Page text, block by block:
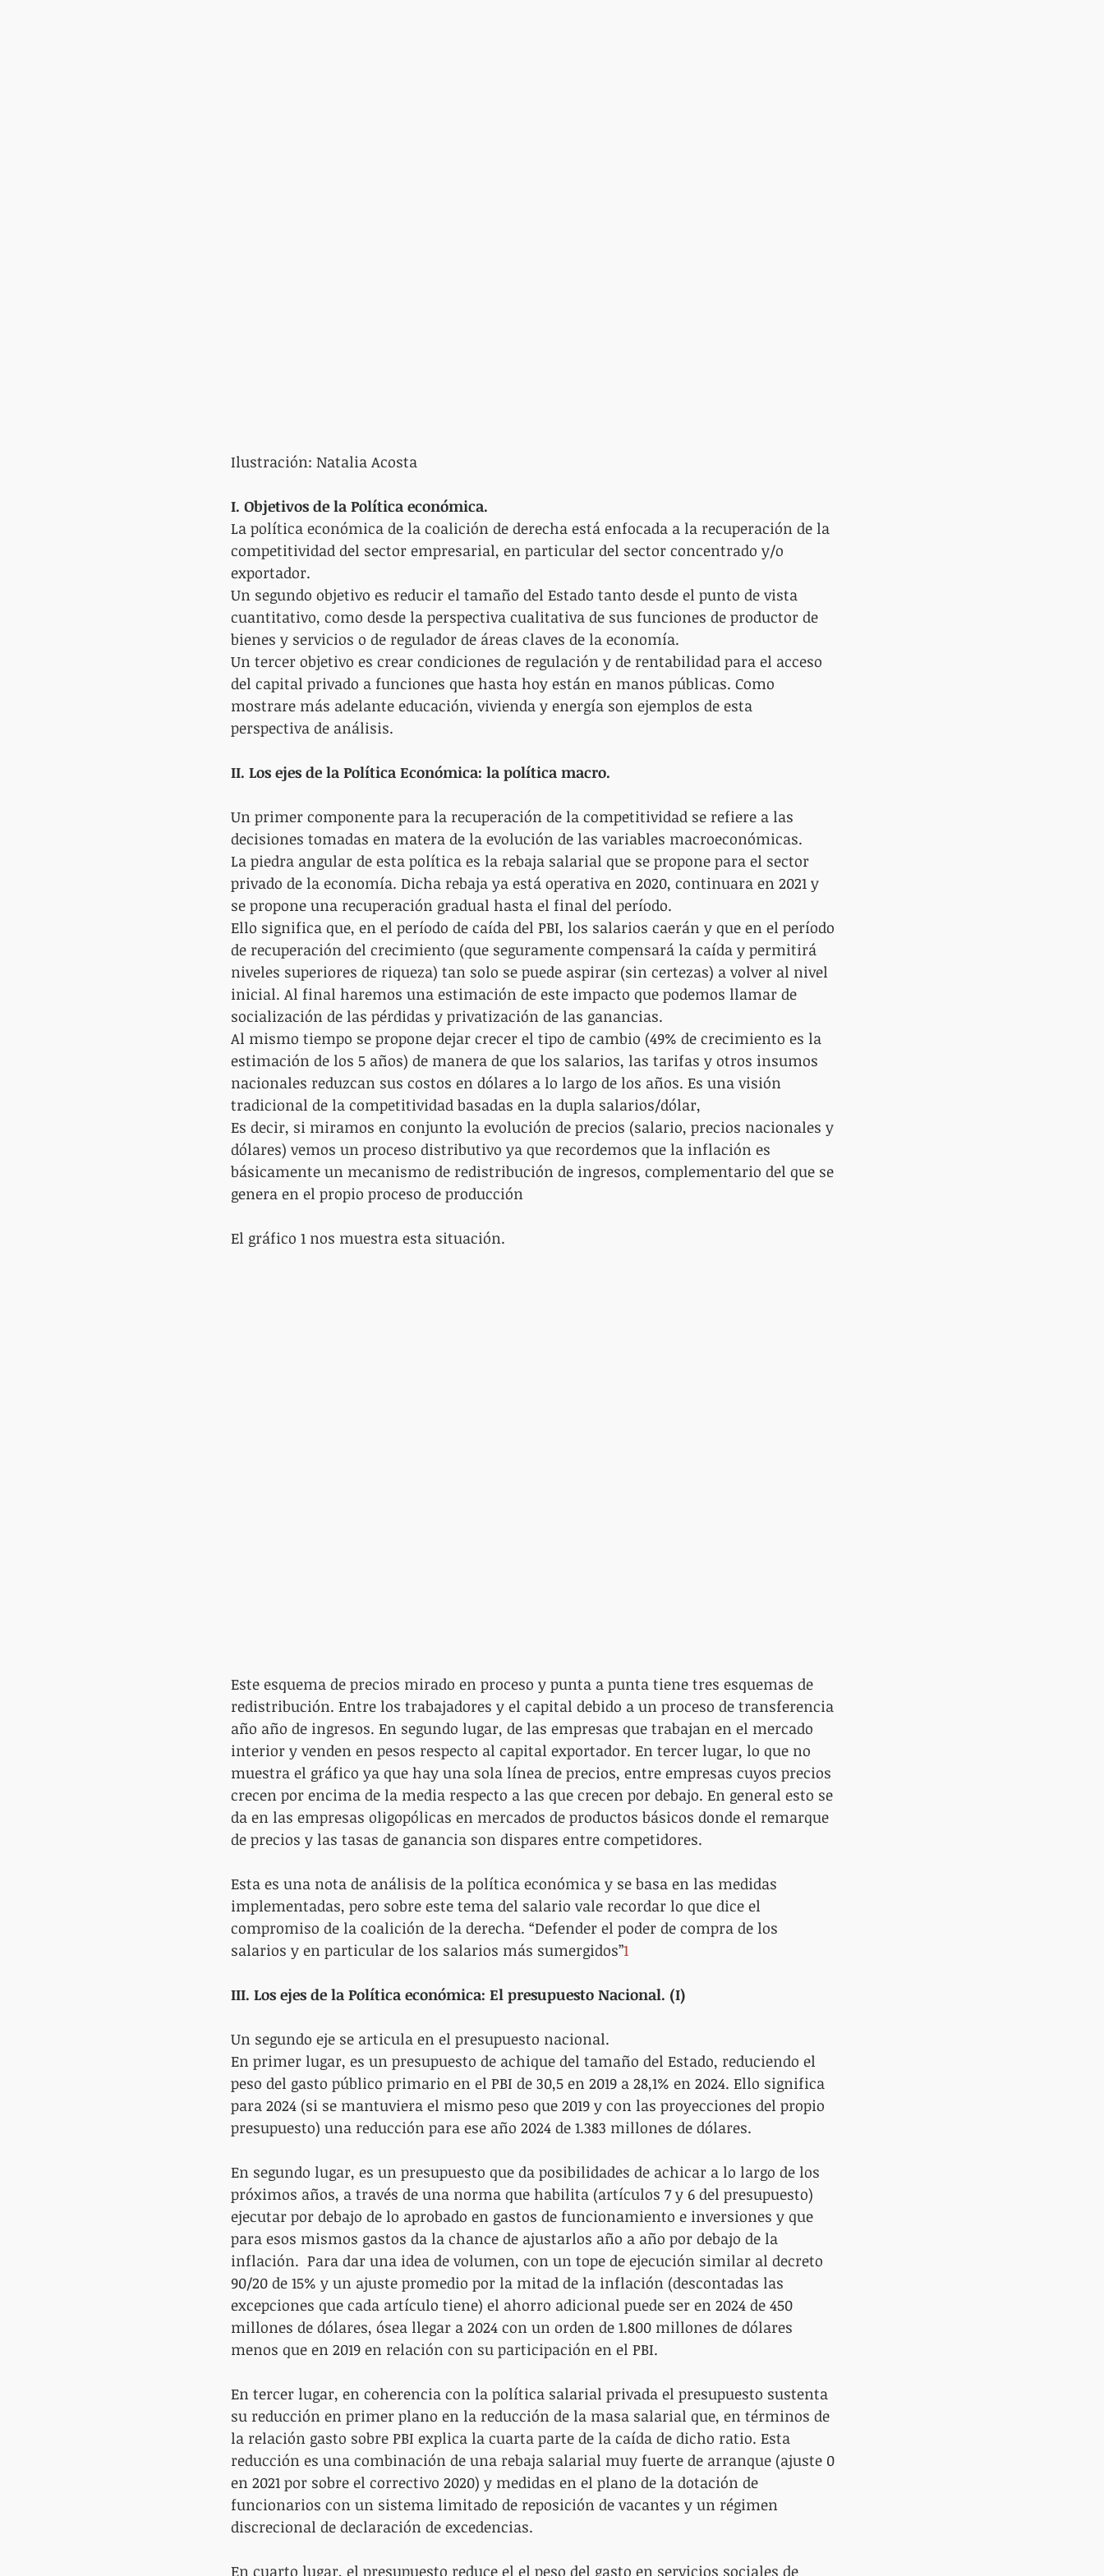
Ilustración: Natalia Acosta
I. Objetivos de la Política económica.
La política económica de la coalición de derecha está enfocada a la recuperación de la
competitividad del sector empresarial, en particular del sector concentrado y/o
exportador.
Un segundo objetivo es reducir el tamaño del Estado tanto desde el punto de vista
cuantitativo, como desde la perspectiva cualitativa de sus funciones de productor de
bienes y servicios o de regulador de áreas claves de la economía.
Un tercer objetivo es crear condiciones de regulación y de rentabilidad para el acceso
del capital privado a funciones que hasta hoy están en manos públicas. Como
mostrare más adelante educación, vivienda y energía son ejemplos de esta
perspectiva de análisis.
II. Los ejes de la Política Económica: la política macro.
Un primer componente para la recuperación de la competitividad se refiere a las
decisiones tomadas en matera de la evolución de las variables macroeconómicas.
La piedra angular de esta política es la rebaja salarial que se propone para el sector
privado de la economía. Dicha rebaja ya está operativa en 2020, continuara en 2021 y
se propone una recuperación gradual hasta el final del período.
Ello significa que, en el período de caída del PBI, los salarios caerán y que en el período
de recuperación del crecimiento (que seguramente compensará la caída y permitirá
niveles superiores de riqueza) tan solo se puede aspirar (sin certezas) a volver al nivel
inicial. Al final haremos una estimación de este impacto que podemos llamar de
socialización de las pérdidas y privatización de las ganancias.
Al mismo tiempo se propone dejar crecer el tipo de cambio (49% de crecimiento es la
estimación de los 5 años) de manera de que los salarios, las tarifas y otros insumos
nacionales reduzcan sus costos en dólares a lo largo de los años. Es una visión
tradicional de la competitividad basadas en la dupla salarios/dólar,
Es decir, si miramos en conjunto la evolución de precios (salario, precios nacionales y
dólares) vemos un proceso distributivo ya que recordemos que la inflación es
básicamente un mecanismo de redistribución de ingresos, complementario del que se
genera en el propio proceso de producción
El gráfico 1 nos muestra esta situación.
Este esquema de precios mirado en proceso y punta a punta tiene tres esquemas de
redistribución. Entre los trabajadores y el capital debido a un proceso de transferencia
año año de ingresos. En segundo lugar, de las empresas que trabajan en el mercado
interior y venden en pesos respecto al capital exportador. En tercer lugar, lo que no
muestra el gráfico ya que hay una sola línea de precios, entre empresas cuyos precios
crecen por encima de la media respecto a las que crecen por debajo. En general esto se
da en las empresas oligopólicas en mercados de productos básicos donde el remarque
de precios y las tasas de ganancia son dispares entre competidores.
Esta es una nota de análisis de la política económica y se basa en las medidas
implementadas, pero sobre este tema del salario vale recordar lo que dice el
compromiso de la coalición de la derecha. “Defender el poder de compra de los
salarios y en particular de los salarios más sumergidos”1
III. Los ejes de la Política económica: El presupuesto Nacional. (I)
Un segundo eje se articula en el presupuesto nacional.
En primer lugar, es un presupuesto de achique del tamaño del Estado, reduciendo el
peso del gasto público primario en el PBI de 30,5 en 2019 a 28,1% en 2024. Ello significa
para 2024 (si se mantuviera el mismo peso que 2019 y con las proyecciones del propio
presupuesto) una reducción para ese año 2024 de 1.383 millones de dólares.
En segundo lugar, es un presupuesto que da posibilidades de achicar a lo largo de los
próximos años, a través de una norma que habilita (artículos 7 y 6 del presupuesto)
ejecutar por debajo de lo aprobado en gastos de funcionamiento e inversiones y que
para esos mismos gastos da la chance de ajustarlos año a año por debajo de la
inflación.  Para dar una idea de volumen, con un tope de ejecución similar al decreto
90/20 de 15% y un ajuste promedio por la mitad de la inflación (descontadas las
excepciones que cada artículo tiene) el ahorro adicional puede ser en 2024 de 450
millones de dólares, ósea llegar a 2024 con un orden de 1.800 millones de dólares
menos que en 2019 en relación con su participación en el PBI.
En tercer lugar, en coherencia con la política salarial privada el presupuesto sustenta
su reducción en primer plano en la reducción de la masa salarial que, en términos de
la relación gasto sobre PBI explica la cuarta parte de la caída de dicho ratio. Esta
reducción es una combinación de una rebaja salarial muy fuerte de arranque (ajuste 0
en 2021 por sobre el correctivo 2020) y medidas en el plano de la dotación de
funcionarios con un sistema limitado de reposición de vacantes y un régimen
discrecional de declaración de excedencias.
En cuarto lugar, el presupuesto reduce el el peso del gasto en servicios sociales de